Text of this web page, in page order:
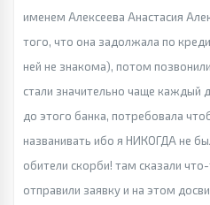
именем Алексеева Анастасия
того, что она задолжала по
ней не знакома), потом
стали значительно чаще каждый
до этого банка, потребовала
названивать ибо я НИКОГДА не
обители скорби! там сказали
отправили заявку и на этом